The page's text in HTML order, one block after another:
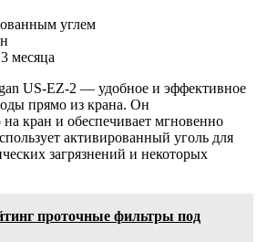
углем
месяца
US-EZ-2 — удобное и эффективное
прямо из крана. Он
на кран и обеспечивает мгновенно
активированный уголь для
загрязнений и некоторых
проточные фильтры под